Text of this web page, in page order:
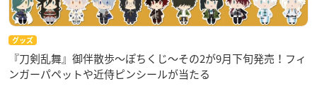
グッズ
『刀剣乱舞』御伴散歩～ぽちくじ～その2が9月下旬発売！フィ
ンガーパペットや近侍ピンシールが当たる